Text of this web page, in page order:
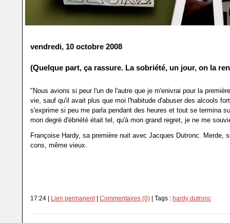
vendredi, 10 octobre 2008
(Quelque part, ça rassure. La sobriété, un jour, on la
"Nous avions si peur l'un de l'autre que je m'enivrai pour la
vie, sauf qu'il avait plus que moi l'habitude d'abuser des alcools
s'exprime si peu me parla pendant des heures et tout se termina
mon degré d'ébriété était tel, qu'à mon grand regret, je ne me
Françoise Hardy, sa première nuit avec Jacques Dutronc. Merde,
cons, même vieux.
17:24 | Lien permanent | Commentaires (0) | Tags : hardy dutronc